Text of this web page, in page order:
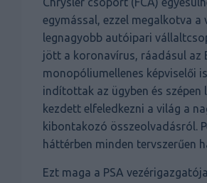
egymással, ezzel megalkotva a
legnagyobb autóipari
jött a koronavírus, ráadásul az
monopóliumellenes képviselői
indítottak az ügyben és szépen
kezdett elfeledkezni a világ a
kibontakozó összeolvadásról.
háttérben minden tervszerűen
Ezt maga a PSA